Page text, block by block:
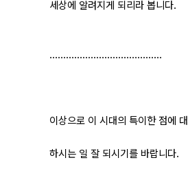
세상에 알려지게 되리라 봅니다.
.........................................
이상으로 이 시대의 특이한 점에
하시는 일 잘 되시기를 바랍니다.